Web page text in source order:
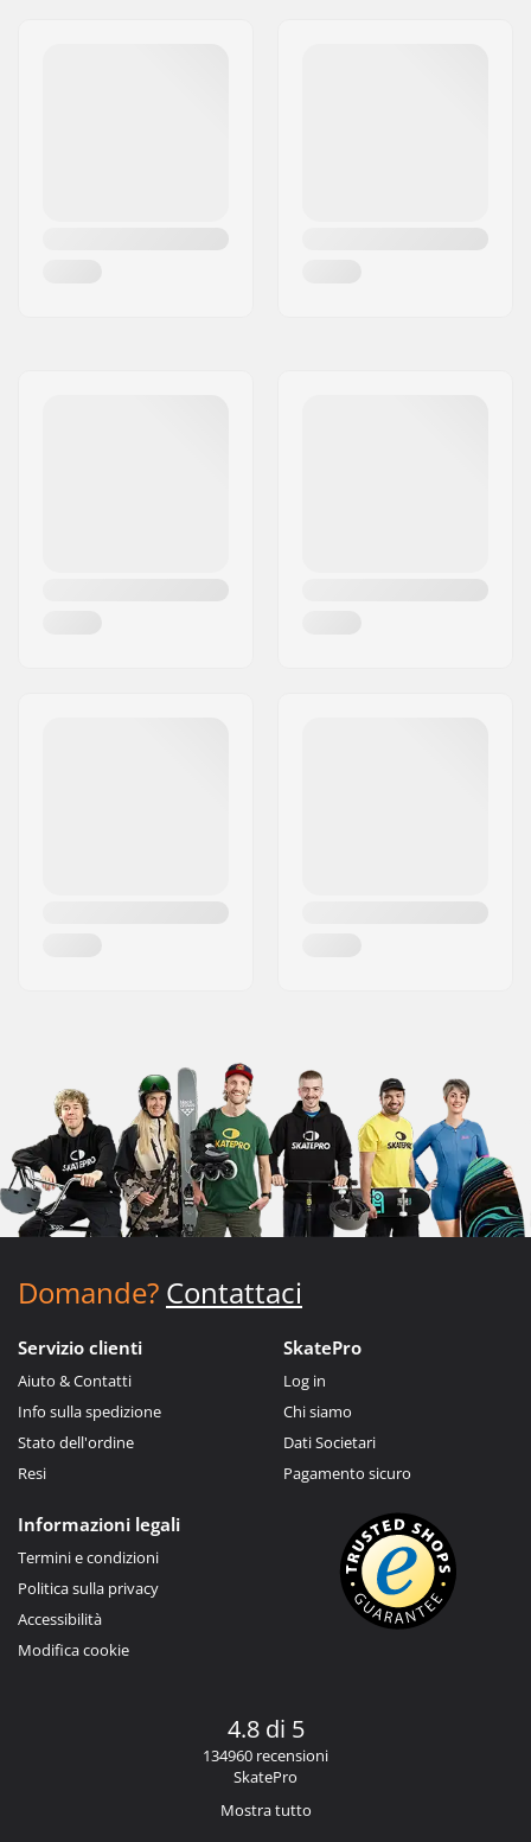
Domande? Contattaci
Servizio clienti
Aiuto & Contatti
Info sulla spedizione
Stato dell'ordine
Resi
SkatePro
Log in
Chi siamo
Dati Societari
Pagamento sicuro
Informazioni legali
Termini e condizioni
Politica sulla privacy
Accessibilità
Modifica cookie
4.8 di 5
134960 recensioni
SkatePro
Mostra tutto